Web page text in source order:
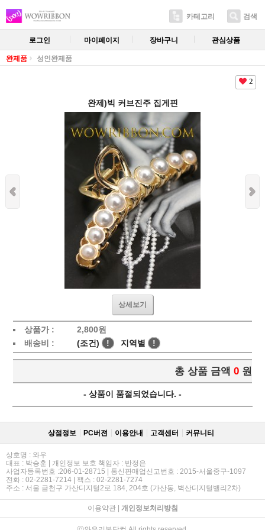
카테고리 검색
로그인 마이페이지 장바구니 관심상품
완제품 성인완제품
2
완제)빅 커브진주 집게핀
상세보기
상품가 : 2,800원
배송비 :
(조건) ! 지역별 !
총 상품 금액 0 원
- 상품이 품절되었습니다. -
상점정보 PC버젼 이용안내 고객센터 커뮤니티
상호명 : 와우
대표 : 박승훈 | 개인정보 보호 책임자 : 반정은
사업자등록번호 :206-01-28715 | 통신판매업신고번호 : 2015-서울중구-1097
전화 : 02-2281-7214 | 팩스 : 02-2281-7274
주소 : 서울 금천구 가산디지털2로 184, 204호 (가산동, 벽산디지털밸리2차)
이용약관| 개인정보처리방침